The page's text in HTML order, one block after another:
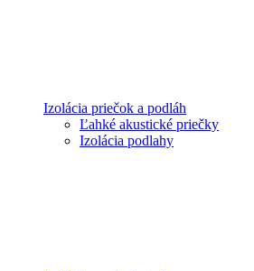
Izolácia priečok a podláh
Ľahké akustické priečky
Izolácia podlahy